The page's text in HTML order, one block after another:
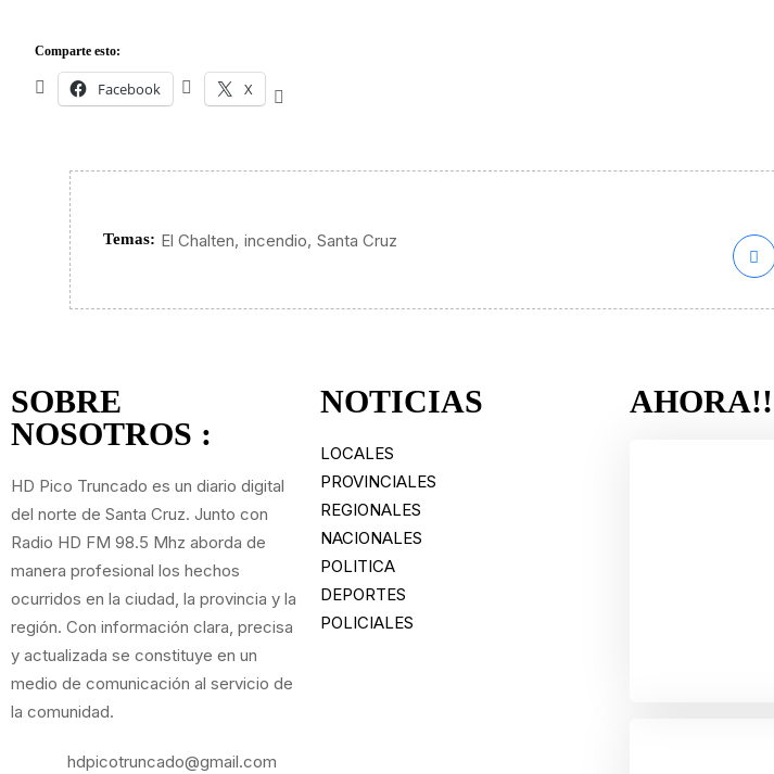
Comparte esto:
Facebook X
Temas: El Chalten, incendio, Santa Cruz
SOBRE
NOSOTROS :
HD Pico Truncado es un diario digital
del norte de Santa Cruz. Junto con
Radio HD FM 98.5 Mhz aborda de
manera profesional los hechos
ocurridos en la ciudad, la provincia y la
región. Con información clara, precisa
y actualizada se constituye en un
medio de comunicación al servicio de
la comunidad.
hdpicotruncado@gmail.com
NOTICIAS
LOCALES
PROVINCIALES
REGIONALES
NACIONALES
POLITICA
DEPORTES
POLICIALES
AHORA!!